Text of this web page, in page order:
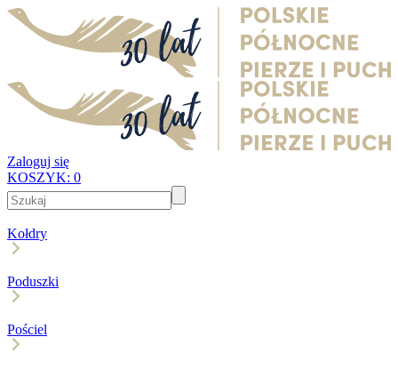
Zaloguj się
KOSZYK: 0
Kołdry
Poduszki
Pościel